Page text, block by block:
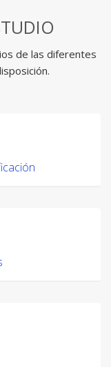
de las diferentes